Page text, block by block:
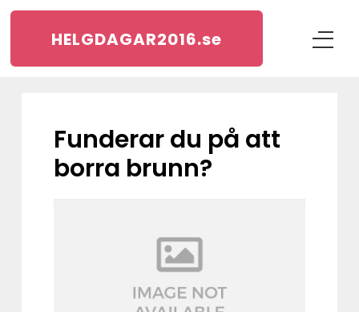
HELGDAGAR2016.se
Funderar du på att
borra brunn?